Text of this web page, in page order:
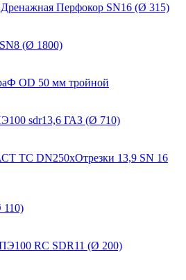
Перфокор SN16 (Ø 315)
(Ø 1800)
OD 50 мм тройной
sdr13,6 ГАЗ (Ø 710)
ТС DN250хОтрезки 13,9 SN 16
110)
RC SDR11 (Ø 200)